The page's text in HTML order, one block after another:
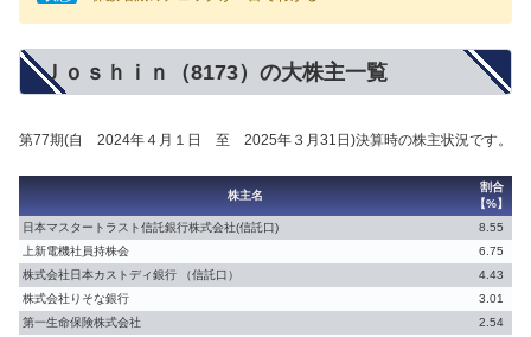
Ｊｏｓｈｉｎ（8173）の大株主一覧
第77期(自 2024年４月１日 至 2025年３月31日)決算時の株主状況です。
株主名
割合
【%】
日本マスタートラスト信託銀行株式会社(信託口)
8.55
上新電機社員持株会
6.75
株式会社日本カストディ銀行 （信託口）
4.43
株式会社りそな銀行
3.01
第一生命保険株式会社
2.54